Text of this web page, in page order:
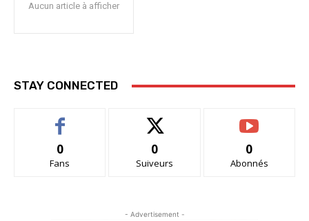
Aucun article à afficher
STAY CONNECTED
0
Fans
0
Suiveurs
0
Abonnés
- Advertisement -